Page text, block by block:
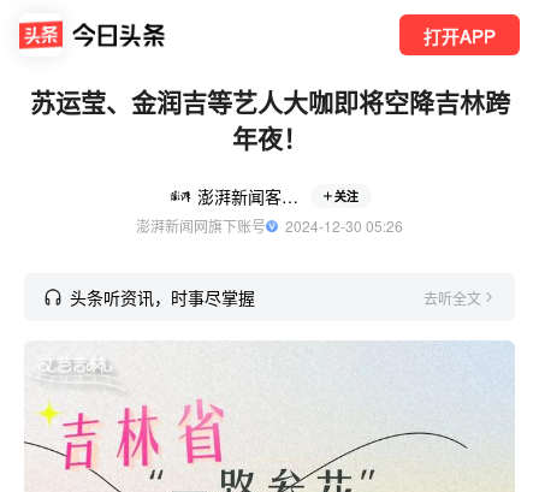
打开APP
苏运莹、金润吉等艺人大咖即将空降吉林跨
年夜！
澎湃新闻客户端 关注
澎湃新闻网旗下账号
  2024-12-30 05:26
头条听资讯，时事尽掌握 去听全文